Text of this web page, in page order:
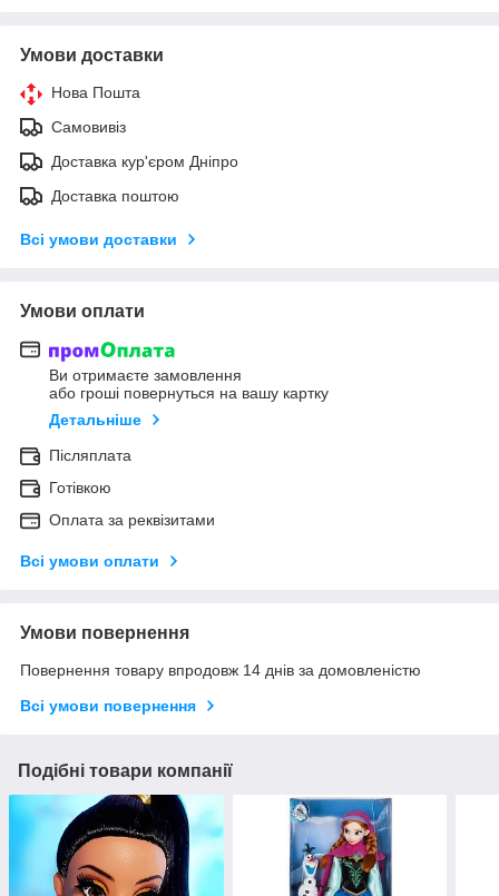
Умови доставки
Нова Пошта
Самовивіз
Доставка кур'єром Дніпро
Доставка поштою
Всі умови доставки
Умови оплати
Ви отримаєте замовлення
або гроші повернуться на вашу картку
Детальніше
Післяплата
Готівкою
Оплата за реквізитами
Всі умови оплати
Умови повернення
Повернення товару впродовж 14 днів за домовленістю
Всі умови повернення
Подібні товари компанії